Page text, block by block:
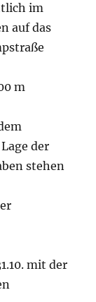
im
auf das
m
der
stehen
mit der